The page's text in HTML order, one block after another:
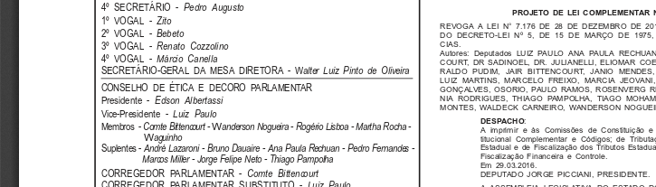
4º SECRETÁRIO - Pedro Augusto
1º VOGAL - Zito
2º VOGAL - Bebeto
3º VOGAL - Renato Cozzolino
4º VOGAL - Márcio Canella
SECRETÁRIO-GERAL DA MESA DIRETORA - Walter Luiz Pinto de Oliveira
CONSELHO DE ÉTICA E DECORO PARLAMENTAR
Presidente - Edson Albertassi
Vice-Presidente - Luiz Paulo
Membros - Comte Bittencourt - Wanderson Nogueira - Rogério Lisboa - Martha Rocha -
Waguinho
Suplentes - André Lazaroni - Bruno Dauaire - Ana Paula Rechuan - Pedro Fernandes -
Marcos Miller - Jorge Felipe Neto - Thiago Pampolha
CORREGEDOR PARLAMENTAR - Comte Bittencourt
PROJETO DE LEI COMPLEMENTAR
REVOGA A LEI N° 7.176 DE 28 DE DEZEMBRO DE
DO DECRETO-LEI Nº 5, DE 15 DE MARÇO DE
CIAS.
Autores: Deputados LUIZ PAULO ANA PAULA
COURT, DR SADINOEL, DR. JULIANELLI, ELIOMAR
RALDO PUDIM, JAIR BITTENCOURT, JANIO
LUIZ MARTINS, MARCELO FREIXO, MARCIA
GONÇALVES, OSORIO, PAULO RAMOS, ROSENVERG
NIA RODRIGUES, THIAGO PAMPOLHA, TIAGO
MONTES, WALDECK CARNEIRO, WANDERSON
DESPACHO:
A imprimir e às Comissões de Constituição
titucional Complementar e Códigos; de
Estadual e de Fiscalização dos Tributos
Fiscalização Financeira e Controle.
Em 29.03.2016.
DEPUTADO JORGE PICCIANI, PRESIDENTE.